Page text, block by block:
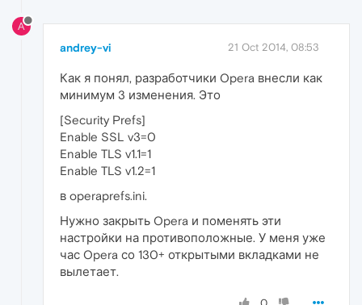
A
andrey-vi 21 Oct 2014, 08:53
Как я понял, разработчики Opera внесли как
минимум 3 изменения. Это
[Security Prefs]
Enable SSL v3=0
Enable TLS v1.1=1
Enable TLS v1.2=1
в operaprefs.ini.
Нужно закрыть Opera и поменять эти
настройки на противоположные. У меня уже
час Opera со 130+ открытыми вкладками не
вылетает.